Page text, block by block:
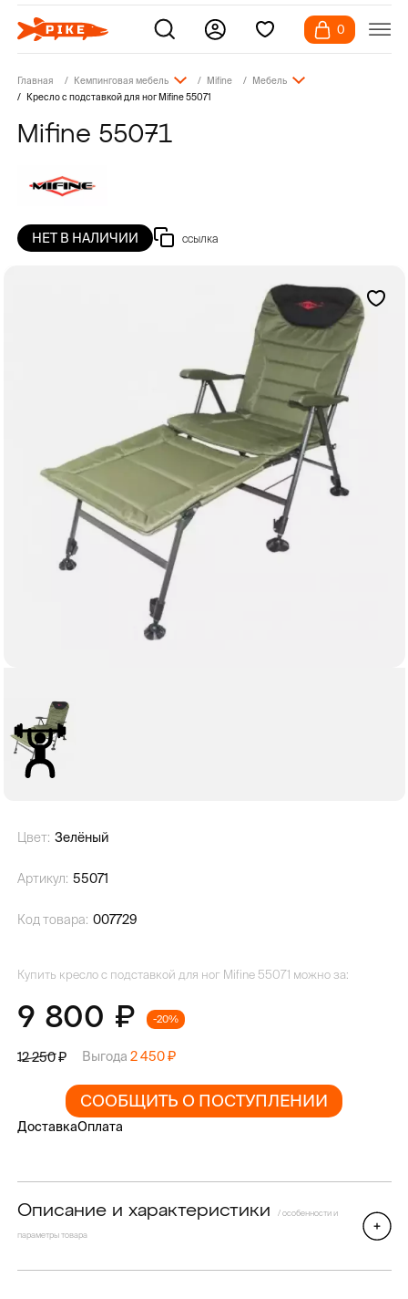
0
Главная Кемпинговая мебель Mifine
Мебель
Кресло с подставкой для ног Mifine 55071
Mifine 55071
НЕТ В НАЛИЧИИ ссылка
Цвет: Зелёный
Артикул: 55071
Код товара: 007729
Купить кресло с подставкой для ног Mifine 55071 можно за:
9 800 -20%
12 250 Выгода 2 450
СООБЩИТЬ О ПОСТУПЛЕНИИ
ДоставкаОплата
Описание и характеристики / особенности и
параметры товара